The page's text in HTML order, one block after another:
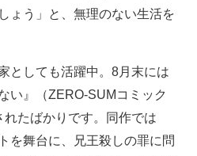
ょう」と、無理のない生活を
としても活躍中。8月末には
い』（ZERO-SUMコミック
たばかりです。同作では
を舞台に、兄王殺しの罪に問